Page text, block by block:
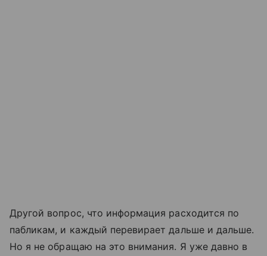
Другой вопрос, что информация расходится по
пабликам, и каждый перевирает дальше и дальше.
Но я не обращаю на это внимания. Я уже давно в